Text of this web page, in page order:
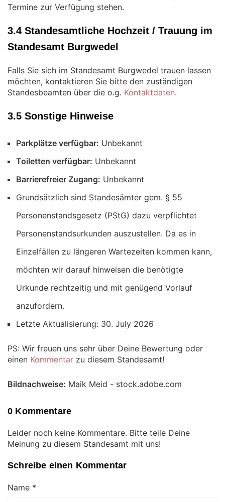
Termine zur Verfügung stehen.
3.4 Standesamtliche Hochzeit / Trauung im
Standesamt Burgwedel
Falls Sie sich im Standesamt Burgwedel trauen lassen
möchten, kontaktieren Sie bitte den zuständigen
Standesbeamten über die o.g. Kontaktdaten.
3.5 Sonstige Hinweise
Parkplätze verfügbar: Unbekannt
Toiletten verfügbar: Unbekannt
Barrierefreier Zugang: Unbekannt
Grundsätzlich sind Standesämter gem. § 55
Personenstandsgesetz (PStG) dazu verpflichtet
Personenstandsurkunden auszustellen. Da es in
Einzelfällen zu längeren Wartezeiten kommen kann,
möchten wir darauf hinweisen die benötigte
Urkunde rechtzeitig und mit genügend Vorlauf
anzufordern.
Letzte Aktualisierung: 30. July 2026
PS: Wir freuen uns sehr über Deine Bewertung oder
einen Kommentar zu diesem Standesamt!
Bildnachweise: Maik Meid - stock.adobe.com
0 Kommentare
Leider noch keine Kommentare. Bitte teile Deine
Meinung zu diesem Standesamt mit uns!
Schreibe einen Kommentar
Name *